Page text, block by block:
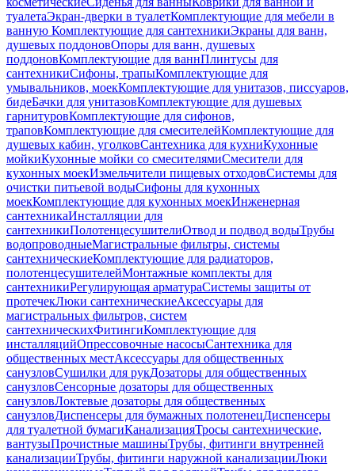
туалетаЭкран-дверки в туалетКомплектующие для мебели в
ванную Комплектующие для сантехникиЭкраны для ванн,
душевых поддоновОпоры для ванн, душевых
поддоновКомплектующие для ваннПлинтусы для
сантехникиСифоны, трапыКомплектующие для
умывальников, моекКомплектующие для унитазов, писсуаров,
бидеБачки для унитазовКомплектующие для душевых
гарнитуровКомплектующие для сифонов,
траповКомплектующие для смесителейКомплектующие для
душевых кабин, уголковСантехника для кухниКухонные
мойкиКухонные мойки со смесителямиСмесители для
кухонных моекИзмельчители пищевых отходовСистемы для
очистки питьевой водыСифоны для кухонных
моекКомплектующие для кухонных моекИнженерная
сантехникаИнсталляции для
сантехникиПолотенцесушителиОтвод и подвод водыТрубы
водопроводныеМагистральные фильтры, системы
сантехническиеКомплектующие для радиаторов,
полотенцесушителейМонтажные комплекты для
сантехникиРегулирующая арматураСистемы защиты от
протечекЛюки сантехническиеАксессуары для
магистральных фильтров, систем
сантехническихФитингиКомплектующие для
инсталляцийОпрессовочные насосыСантехника для
общественных местАксессуары для общественных
санузловСушилки для рукДозаторы для общественных
санузловСенсорные дозаторы для общественных
санузловЛоктевые дозаторы для общественных
санузловДиспенсеры для бумажных полотенецДиспенсеры
для туалетной бумагиКанализацияТросы сантехнические,
вантузыПрочистные машиныТрубы, фитинги внутренней
канализацииТрубы, фитинги наружной канализацииЛюки